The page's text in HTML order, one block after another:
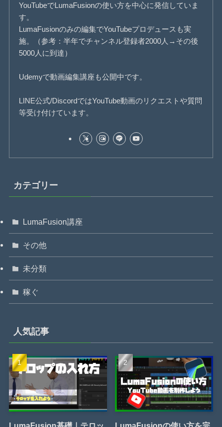
YouTubeでLumaFusionの使い方を中心に発信していま
す。
LumaFusionのみの編集でYouTubeプロデュースも実
施。（参考：半年でチャンネル登録者2000人→その後
5000人に到達）
Udemyで動画編集講座も公開中です。
LINE公式/DiscordではYouTube動画のリクエストや質問
等受け付けています。
カテゴリー
LumaFusion講座
その他
未分類
稼ぐ
人気記事